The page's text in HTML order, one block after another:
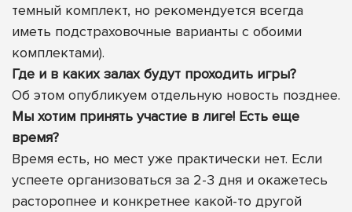
темный комплект, но рекомендуется всегда
иметь подстраховочные варианты с обоими
комплектами).
Где и в каких залах будут проходить игры?
Об этом опубликуем отдельную новость позднее.
Мы хотим принять участие в лиге! Есть еще
время?
Время есть, но мест уже практически нет. Если
успеете организоваться за 2-3 дня и окажетесь
расторопнее и конкретнее какой-то другой